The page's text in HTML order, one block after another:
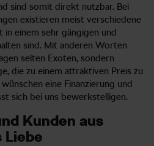
sind somit direkt nutzbar. Bei
existieren meist verschiedene
in einem sehr gängigen und
sind. Mit anderen Worten
selten Exoten, sondern
die zu einem attraktiven Preis zu
eine Finanzierung und
sich bei uns bewerkstelligen.
Kunden aus
Liebe